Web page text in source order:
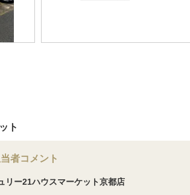
ト
者コメント
リー21ハウスマーケット京都店